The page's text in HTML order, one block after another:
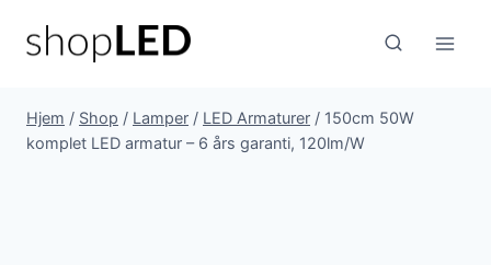
Hjem / Shop / Lamper / LED Armaturer / 150cm 50W
komplet LED armatur – 6 års garanti, 120lm/W